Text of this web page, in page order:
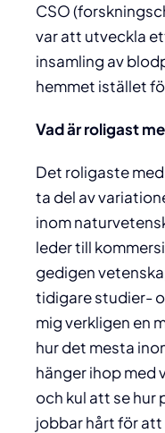
CSO
var att utveckla
insamling av
hemmet istället
Vad är roligast
Det roligaste
ta del av
inom
leder till
gedigen
tidigare studier-
mig verkligen en
hur det mesta
hänger ihop med
och kul att se hur
jobbar hårt för